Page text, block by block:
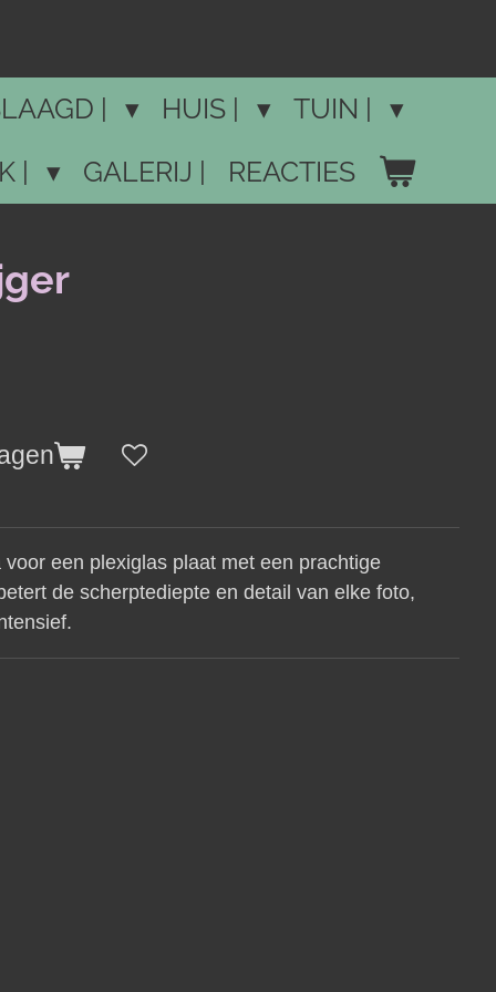
| HUIS |
TUIN |
| GALERIJ | REACTIES
een plexiglas plaat met een prachtige
de scherptediepte en detail van elke foto,